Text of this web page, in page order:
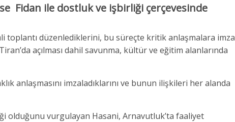
Fidan ile dostluk ve işbirliği çerçevesinde
toplantı düzenlediklerini, bu süreçte kritik anlaşmalara imza
açılması dahil savunma, kültür ve eğitim alanlarında
anlaşmasını imzaladıklarını ve bunun ilişkileri her alanda
vurgulayan Hasani, Arnavutluk’ta faaliyet